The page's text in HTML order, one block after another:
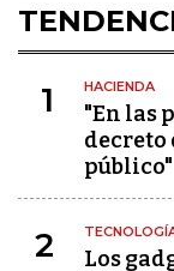
1 HACIENDA
"En las
decreto
público"
2
Los